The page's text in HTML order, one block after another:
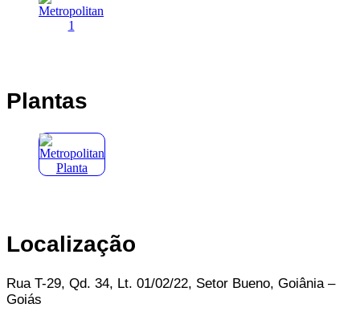
Plantas
Localização
Rua T-29, Qd. 34, Lt. 01/02/22, Setor Bueno, Goiânia –
Goiás